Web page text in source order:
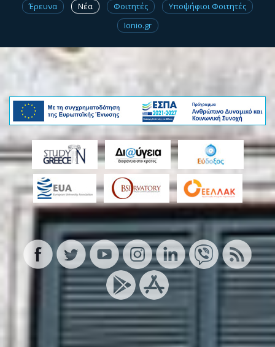
Έρευνα
Νέα Φοιτητές
Υποψήφιοι Φοιτητές
Ionio.gr